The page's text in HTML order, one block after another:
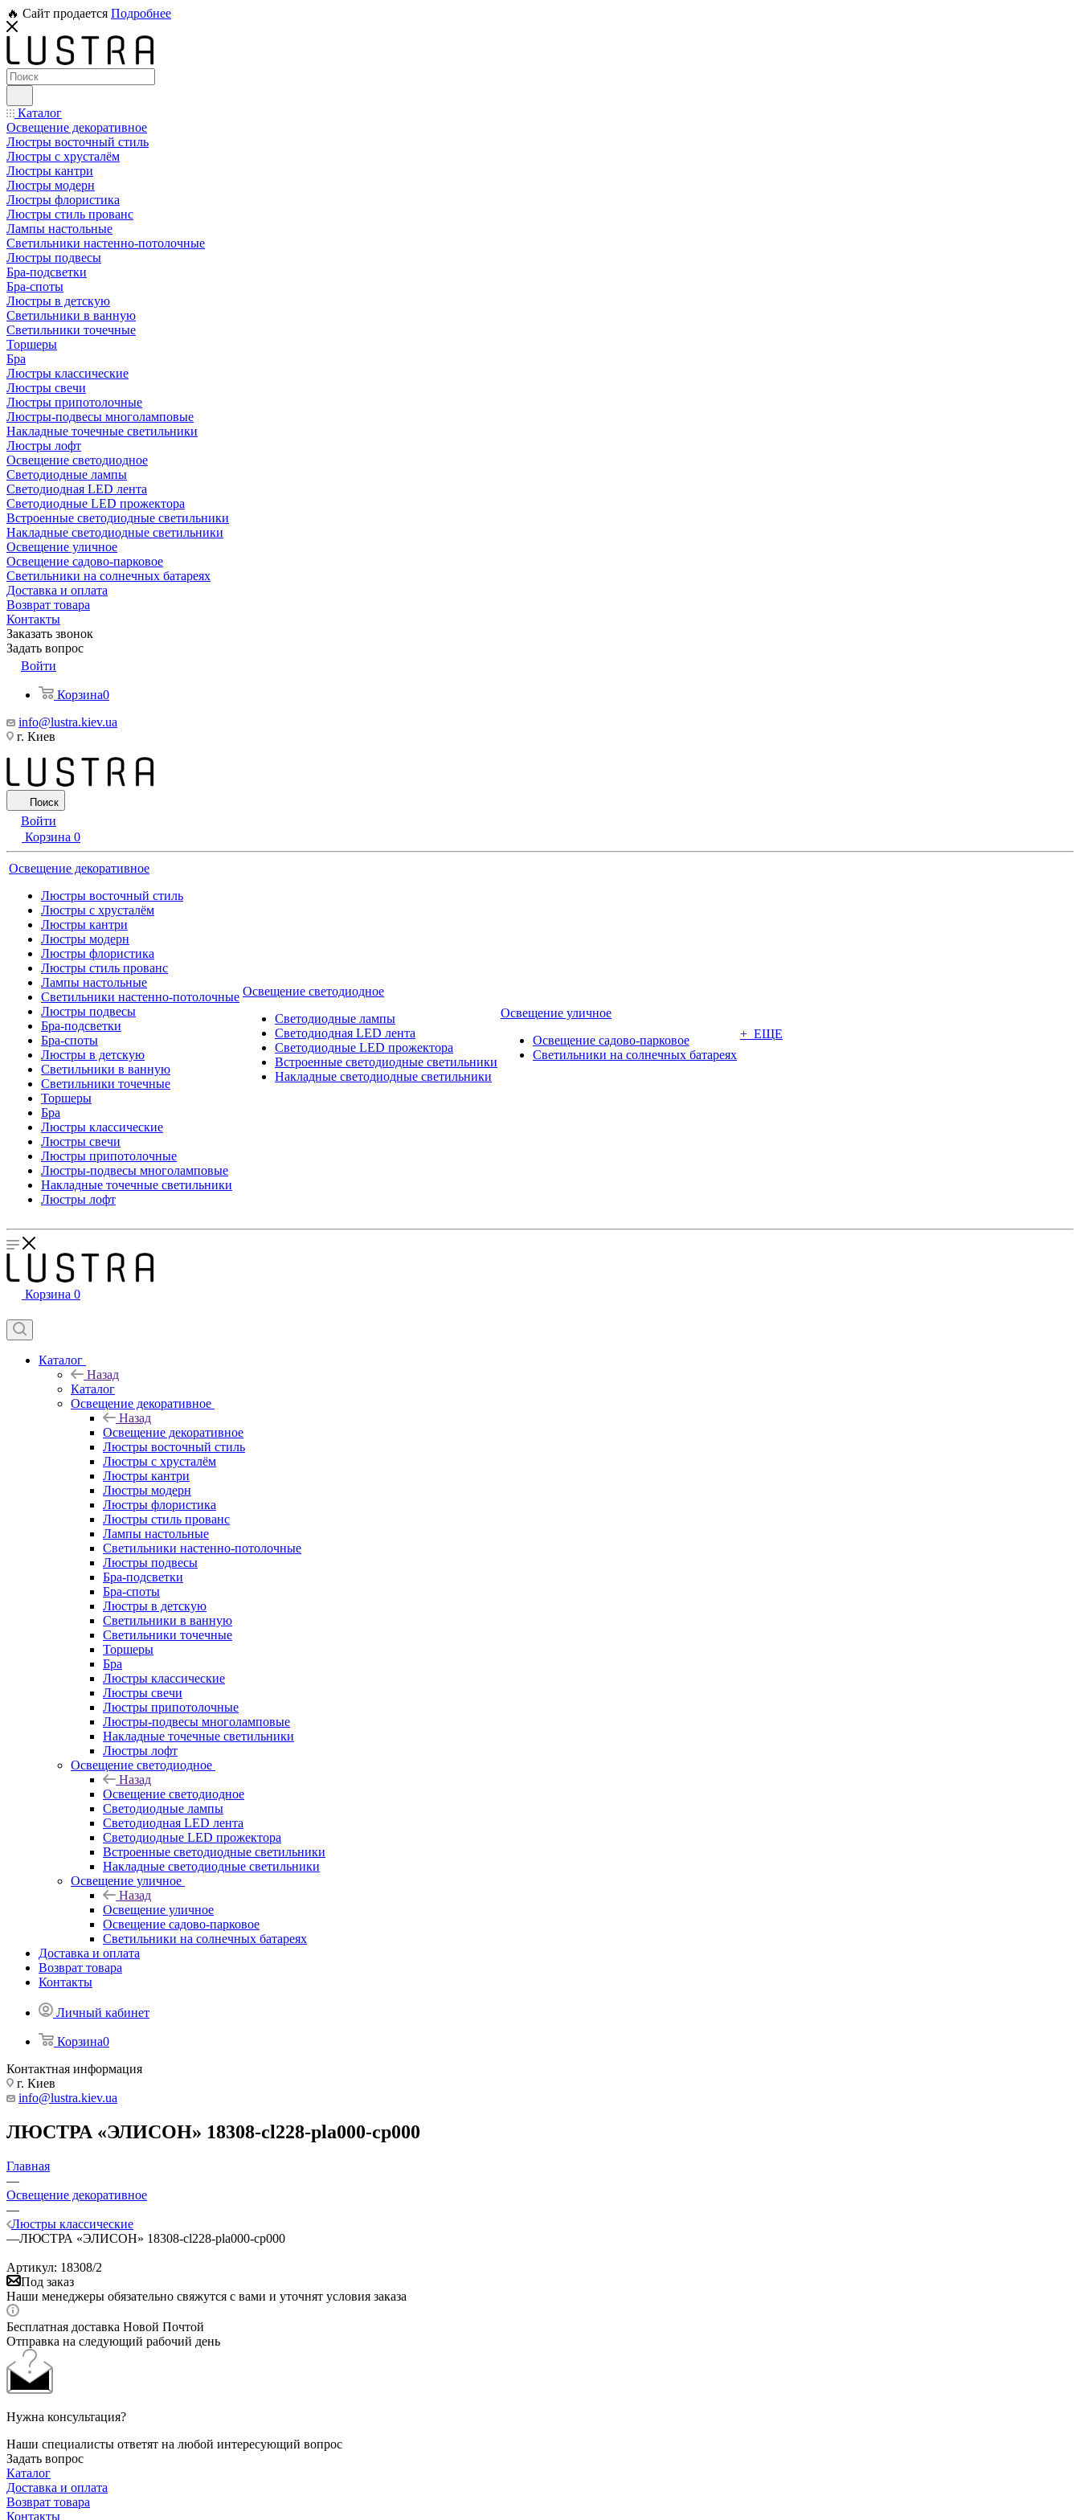
🔥 Сайт продается Подробнее
Каталог
Освещение декоративное
Люстры восточный стиль
Люстры с хрусталём
Люстры кантри
Люстры модерн
Люстры флористика
Люстры стиль прованс
Лампы настольные
Светильники настенно-потолочные
Люстры подвесы
Бра-подсветки
Бра-споты
Люстры в детскую
Светильники в ванную
Светильники точечные
Торшеры
Бра
Люстры классические
Люстры свечи
Люстры припотолочные
Люстры-подвесы многоламповые
Накладные точечные светильники
Люстры лофт
Освещение светодиодное
Светодиодные лампы
Светодиодная LED лента
Светодиодные LED прожектора
Встроенные светодиодные светильники
Накладные светодиодные светильники
Освещение уличное
Освещение садово-парковое
Светильники на солнечных батареях
Доставка и оплата
Возврат товара
Контакты
Заказать звонок
Задать вопрос
Войти
Корзина0
info@lustra.kiev.ua
г. Киев
Поиск
Войти
Корзина 0
Освещение декоративное
Люстры восточный стиль
Люстры с хрусталём
Люстры кантри
Люстры модерн
Люстры флористика
Люстры стиль прованс
Лампы настольные
Светильники настенно-потолочные
Люстры подвесы
Бра-подсветки
Бра-споты
Люстры в детскую
Светильники в ванную
Светильники точечные
Торшеры
Бра
Люстры классические
Люстры свечи
Люстры припотолочные
Люстры-подвесы многоламповые
Накладные точечные светильники
Люстры лофт
Освещение светодиодное
Светодиодные лампы
Светодиодная LED лента
Светодиодные LED прожектора
Встроенные светодиодные светильники
Накладные светодиодные светильники
Освещение уличное
Освещение садово-парковое
Светильники на солнечных батареях
+ ЕЩЕ
Корзина 0
Каталог
Назад
Каталог
Освещение декоративное
Назад
Освещение декоративное
Люстры восточный стиль
Люстры с хрусталём
Люстры кантри
Люстры модерн
Люстры флористика
Люстры стиль прованс
Лампы настольные
Светильники настенно-потолочные
Люстры подвесы
Бра-подсветки
Бра-споты
Люстры в детскую
Светильники в ванную
Светильники точечные
Торшеры
Бра
Люстры классические
Люстры свечи
Люстры припотолочные
Люстры-подвесы многоламповые
Накладные точечные светильники
Люстры лофт
Освещение светодиодное
Назад
Освещение светодиодное
Светодиодные лампы
Светодиодная LED лента
Светодиодные LED прожектора
Встроенные светодиодные светильники
Накладные светодиодные светильники
Освещение уличное
Назад
Освещение уличное
Освещение садово-парковое
Светильники на солнечных батареях
Доставка и оплата
Возврат товара
Контакты
Личный кабинет
Корзина0
Контактная информация
г. Киев
info@lustra.kiev.ua
ЛЮСТРА «ЭЛИСОН» 18308-cl228-pla000-cp000
Главная
—
Освещение декоративное
—
Люстры классические
—ЛЮСТРА «ЭЛИСОН» 18308-cl228-pla000-cp000
Артикул: 18308/2
Под заказ
Наши менеджеры обязательно свяжутся с вами и уточнят условия заказа
Бесплатная доставка Новой Почтой
Отправка на следующий рабочий день
Нужна консультация?
Наши специалисты ответят на любой интересующий вопрос
Задать вопрос
Каталог
Доставка и оплата
Возврат товара
Контакты